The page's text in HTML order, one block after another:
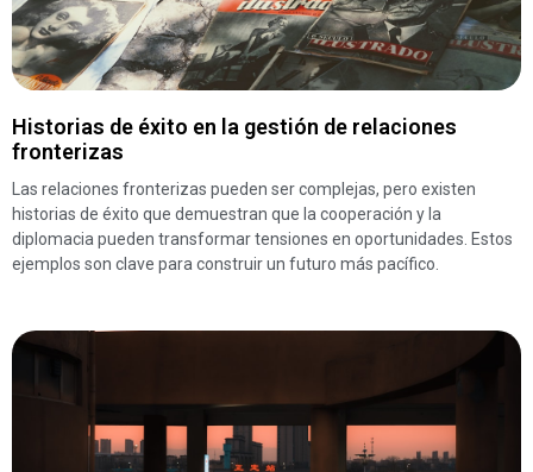
Historias de éxito en la gestión de relaciones
fronterizas
Las relaciones fronterizas pueden ser complejas, pero existen
historias de éxito que demuestran que la cooperación y la
diplomacia pueden transformar tensiones en oportunidades. Estos
ejemplos son clave para construir un futuro más pacífico.